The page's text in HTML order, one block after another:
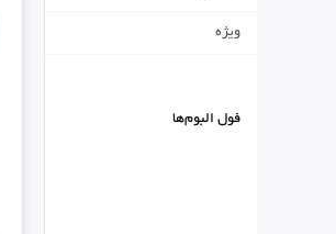
ویژه
فول البوم‌ها